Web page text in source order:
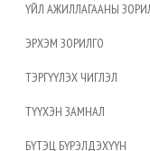
ҮЙЛ АЖИЛЛАГААНЫ
ЭРХЭМ ЗОРИЛГО
ТЭРГҮҮЛЭХ ЧИГЛЭЛ
ТҮҮХЭН ЗАМНАЛ
БҮТЭЦ БҮРЭЛДЭХҮҮН